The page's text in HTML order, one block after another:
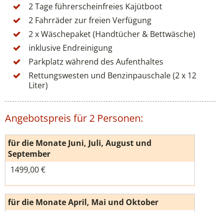
2 Tage führerscheinfreies Kajütboot
2 Fahrräder zur freien Verfügung
2 x Wäschepaket (Handtücher & Bettwäsche)
inklusive Endreinigung
Parkplatz während des Aufenthaltes
Rettungswesten und Benzinpauschale (2 x 12
Liter)
Angebotspreis für 2 Personen:
für die Monate Juni, Juli, August und
September
1499,00 €
für die Monate April, Mai und Oktober